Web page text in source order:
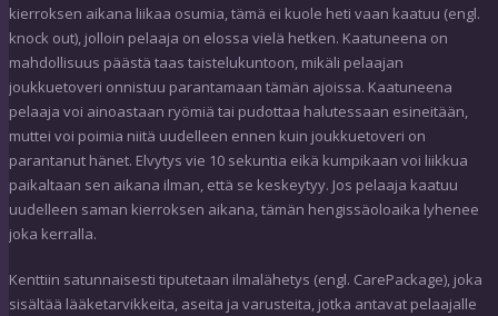
kierroksen aikana liikaa osumia, tämä ei kuole heti vaan kaatuu (engl.
knock out), jolloin pelaaja on elossa vielä hetken. Kaatuneena on
mahdollisuus päästä taas taistelukuntoon, mikäli pelaajan
joukkuetoveri onnistuu parantamaan tämän ajoissa. Kaatuneena
pelaaja voi ainoastaan ryömiä tai pudottaa halutessaan esineitään,
muttei voi poimia niitä uudelleen ennen kuin joukkuetoveri on
parantanut hänet. Elvytys vie 10 sekuntia eikä kumpikaan voi liikkua
paikaltaan sen aikana ilman, että se keskeytyy. Jos pelaaja kaatuu
uudelleen saman kierroksen aikana, tämän hengissäoloaika lyhenee
joka kerralla.
Kenttiin satunnaisesti tiputetaan ilmalähetys (engl. CarePackage), joka
sisältää lääketarvikkeita, aseita ja varusteita, jotka antavat pelaajalle